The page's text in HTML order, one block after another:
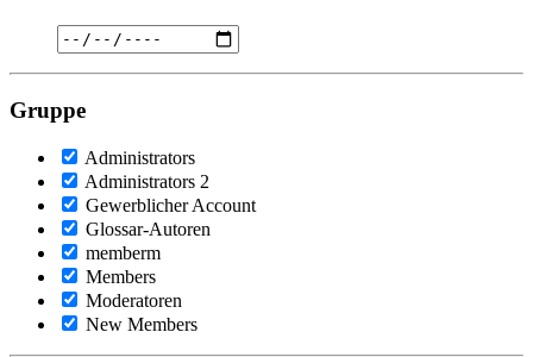
Gruppe
Administrators
Administrators 2
Gewerblicher Account
Glossar-Autoren
memberm
Members
Moderatoren
New Members